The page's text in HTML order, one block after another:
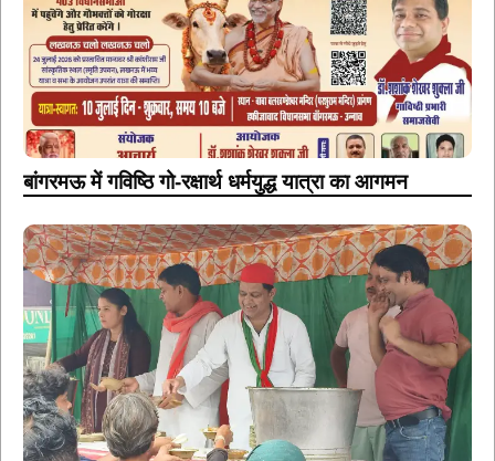
बांगरमऊ में गविष्ठि गो-रक्षार्थ धर्मयुद्ध यात्रा का आगमन